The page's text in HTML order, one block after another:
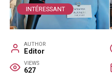
INTÉRESSANT
AUTHOR
Editor
VIEWS
627